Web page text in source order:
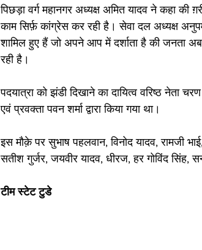
पिछड़ा वर्ग महानगर अध्यक्ष अमित यादव ने कहा की
काम सिर्फ़ कांग्रेस कर रही है। सेवा दल अध्यक्ष
शामिल हुए हैं जो अपने आप में दर्शाता है की जनता
रही है।
पदयात्रा को झंडी दिखाने का दायित्व वरिष्ठ नेता
एवं प्रवक्ता पवन शर्मा द्वारा किया गया था।
इस मौक़े पर सुभाष पहलवान, विनोद यादव, रामजी
सतीश गुर्जर, जयवीर यादव, धीरज, हर गोविंद सिंह,
टीम स्टेट टुडे